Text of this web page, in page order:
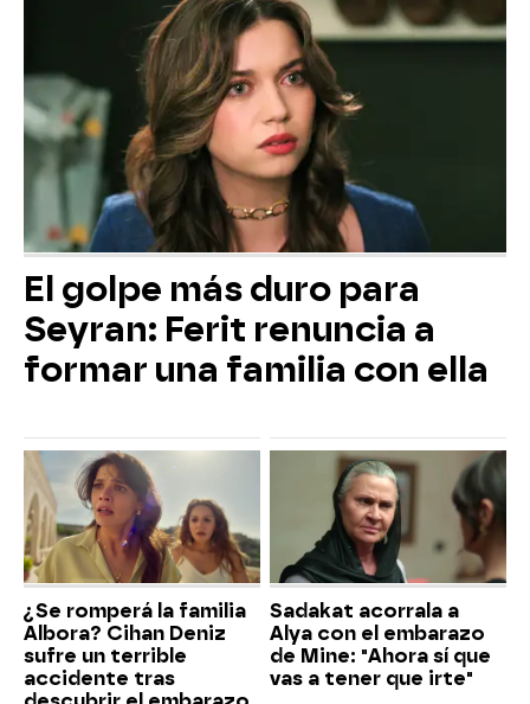
El golpe más duro para
Seyran: Ferit renuncia a
formar una familia con ella
¿Se romperá la familia
Albora? Cihan Deniz
sufre un terrible
accidente tras
Sadakat acorrala a
Alya con el embarazo
de Mine: "Ahora sí que
vas a tener que irte"